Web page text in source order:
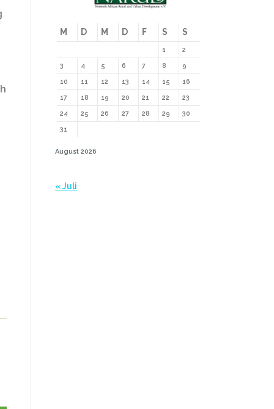
August 2026
M D M D F S S
1
2
3
4 5 6 7 8
9
10
11 12 13 14 15
16
17
18 19 20 21 22
23
24
25 26 27 28 29
30
31
« Juli